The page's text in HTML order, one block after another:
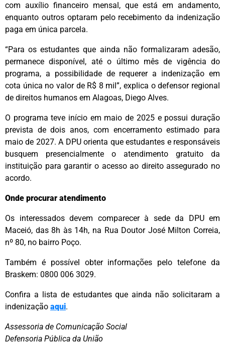
com auxílio financeiro mensal, que está em andamento,
enquanto outros optaram pelo recebimento da indenização
paga em única parcela.
“Para os estudantes que ainda não formalizaram adesão,
permanece disponível, até o último mês de vigência do
programa, a possibilidade de requerer a indenização em
cota única no valor de R$ 8 mil”, explica o defensor regional
de direitos humanos em Alagoas, Diego Alves.
O programa teve início em maio de 2025 e possui duração
prevista de dois anos, com encerramento estimado para
maio de 2027. A DPU orienta que estudantes e responsáveis
busquem presencialmente o atendimento gratuito da
instituição para garantir o acesso ao direito assegurado no
acordo.
Onde procurar atendimento
Os interessados devem comparecer à sede da DPU em
Maceió, das 8h às 14h, na Rua Doutor José Milton Correia,
nº 80, no bairro Poço.
Também é possível obter informações pelo telefone da
Braskem: 0800 006 3029.
Confira a lista de estudantes que ainda não solicitaram a
indenização aqui.
Assessoria de Comunicação Social
Defensoria Pública da União